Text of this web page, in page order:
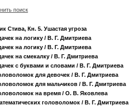
поиск
Стива, Кн. 5. Ушастая угроза
на логику/ В. Г. Дмитриева
на логику/ В. Г. Дмитриева
на смекалку/ В. Г. Дмитриева
с буквами и словами / В. Г. Дмитриева
для девочек/ В. Г. Дмитриева
для мальчиков/ В. Г. Дмитриева
на время/ О. В. Яковлева
головоломок/ В. Г. Дмитриева